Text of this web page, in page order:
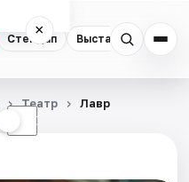
Стендап Выставки
×
☾
Театр Лавр